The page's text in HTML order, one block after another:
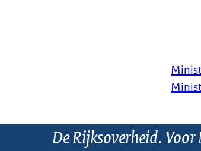
De Rijksoverheid.